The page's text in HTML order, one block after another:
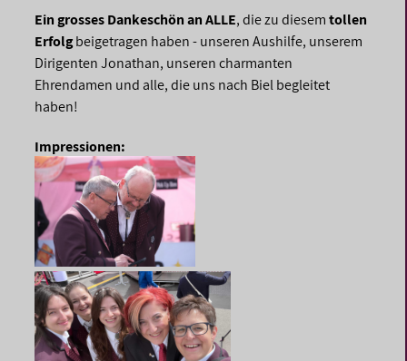
Ein grosses Dankeschön an ALLE, die zu diesemtollen
Erfolgbeigetragen haben - unseren Aushilfe, unserem
Dirigenten Jonathan, unseren charmanten
Ehrendamen und alle, die uns nach Biel begleitet
haben!
Impressionen: